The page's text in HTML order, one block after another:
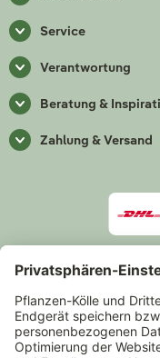
Service
Verantwortung
Beratung &
Zahlung & Versand
*Alle Preise inkl.